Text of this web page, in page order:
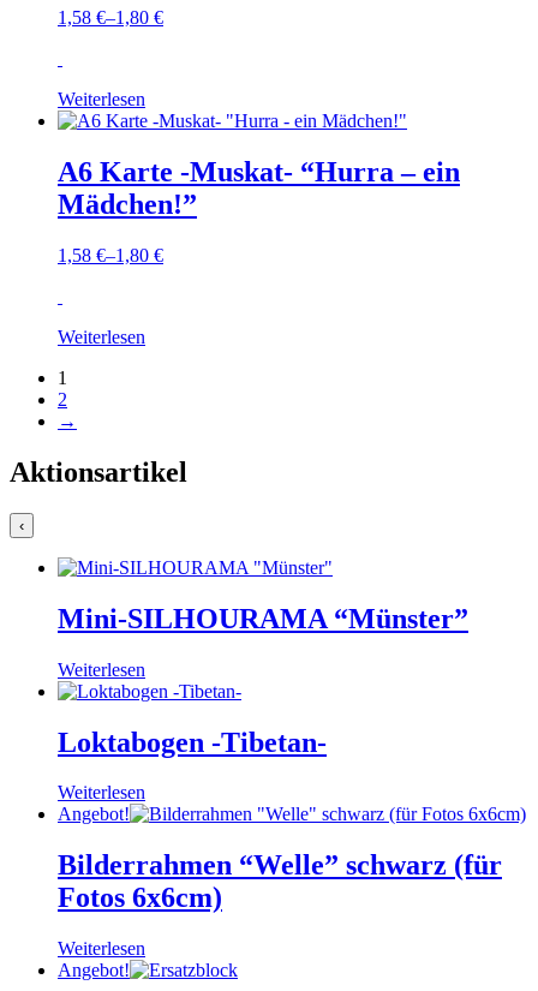
1,58 €–1,80 €
Weiterlesen
A6 Karte -Muskat- “Hurra – ein
Mädchen!”
1,58 €–1,80 €
Weiterlesen
1
2
→
Aktionsartikel
‹
Mini-SILHOURAMA “Münster”
Weiterlesen
Loktabogen -Tibetan-
Weiterlesen
Angebot!
Bilderrahmen “Welle” schwarz (für
Fotos 6x6cm)
Weiterlesen
Angebot!